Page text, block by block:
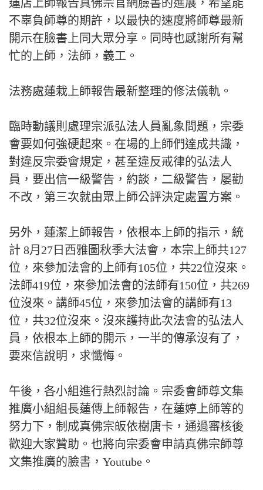
蓮店上師報告真佛宗官網臉書的進展，希望能
不辜負師尊的期許，以最快的速度將師尊最新
開示在臉書上同大眾分享。同時也感謝所有幫
忙的上師，法師，義工。
法務處蓮栽上師報告最新整理的修法儀軌。
臨時動議則處理宗派弘法人員亂象問題，宗委
會要如何強硬起來。在場的上師們達成共識，
對違反宗委會規定，甚至違反戒律的弘法人
員，要出信一級警告，約談，二級警告，屡勸
不改，第三次就由眾上師公評決定處置方案。
另外，蓮潔上師報告，依根本上師的指示，統
計 8月27日西雅圖秋季大法會，本宗上師共127
位，來參加法會的上師有105位，共22位沒來。
法師419位，來參加法會的法師有150位，共269
位沒來。講師45位，來參加法會的講師有13
位，共32位沒來。沒來護持此次法會的弘法人
員，依根本上師的開示，一半的傳承沒有了，
要來信說明，求懺悔。
午後，各小組進行熱烈討論。宗委會師尊文集
推廣小組組長蓮傳上師報告，在蓮婷上師等的
努力下，制成真佛宗皈依樹唐卡，通過審核後
歡迎大家贊助。也將向宗委會申請真佛宗師尊
文集推廣的臉書，Youtube。